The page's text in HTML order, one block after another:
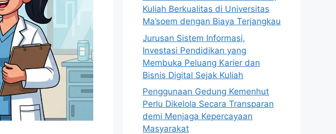
Kuliah Berkualitas di Universitas
Ma’soem dengan Biaya Terjangkau
Jurusan Sistem Informasi,
Investasi Pendidikan yang
Membuka Peluang Karier dan
Bisnis Digital Sejak Kuliah
Penggunaan Gedung Kemenhut
Perlu Dikelola Secara Transparan
demi Menjaga Kepercayaan
Masyarakat